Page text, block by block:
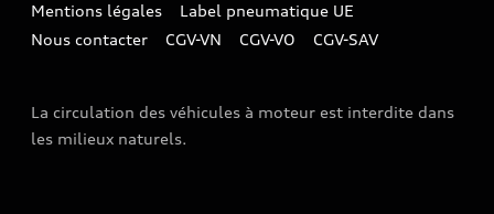
Mentions légales
Label pneumatique UE
Nous contacter
CGV-VN CGV-VO CGV-SAV
La circulation des véhicules à moteur est interdite dans
les milieux naturels.